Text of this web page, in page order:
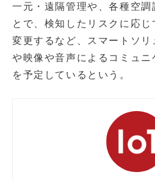
一元・遠隔管理や、各種空調
とで、検知したリスクに応
変更するなど、スマートソリ
や映像や音声によるコミュ
を予定しているという。